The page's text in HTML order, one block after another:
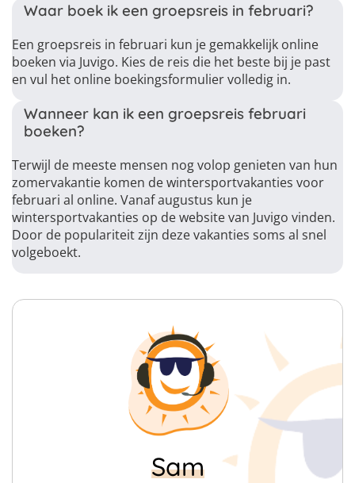
Sam
Waar boek ik een groepsreis in februari?
Een groepsreis in februari kun je gemakkelijk online
boeken via Juvigo. Kies de reis die het beste bij je past
en vul het online boekingsformulier volledig in.
Wanneer kan ik een groepsreis februari
boeken?
Terwijl de meeste mensen nog volop genieten van hun
zomervakantie komen de wintersportvakanties voor
februari al online. Vanaf augustus kun je
wintersportvakanties op de website van Juvigo vinden.
Door de populariteit zijn deze vakanties soms al snel
volgeboekt.